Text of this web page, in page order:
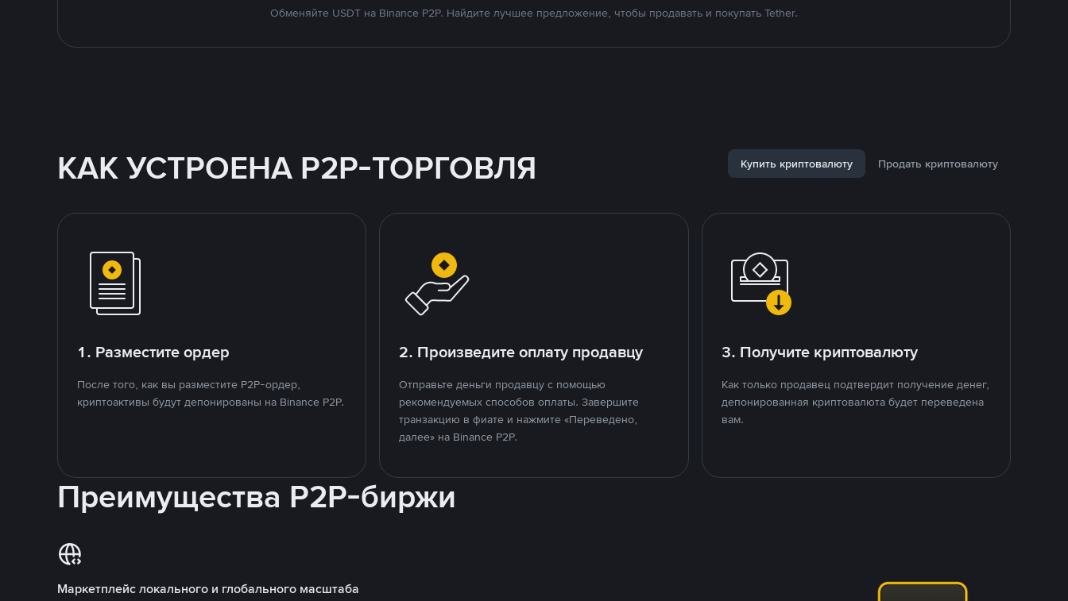
Обменяйте USDT на Binance P2P. Найдите лучшее предложение, чтобы продавать и покупать Tether.
КАК УСТРОЕНА P2P-ТОРГОВЛЯ Купить криптовалюту Продать криптовалюту
1. Разместите ордер
После того, как вы разместите P2P-ордер,
криптоактивы будут депонированы на Binance P2P.
2. Произведите оплату продавцу
Отправьте деньги продавцу с помощью
рекомендуемых способов оплаты. Завершите
транзакцию в фиате и нажмите «Переведено,
далее» на Binance P2P.
3. Получите криптовалюту
Как только продавец подтвердит получение денег,
депонированная криптовалюта будет переведена
вам.
Преимущества P2P-биржи
Маркетплейс локального и глобального масштаба